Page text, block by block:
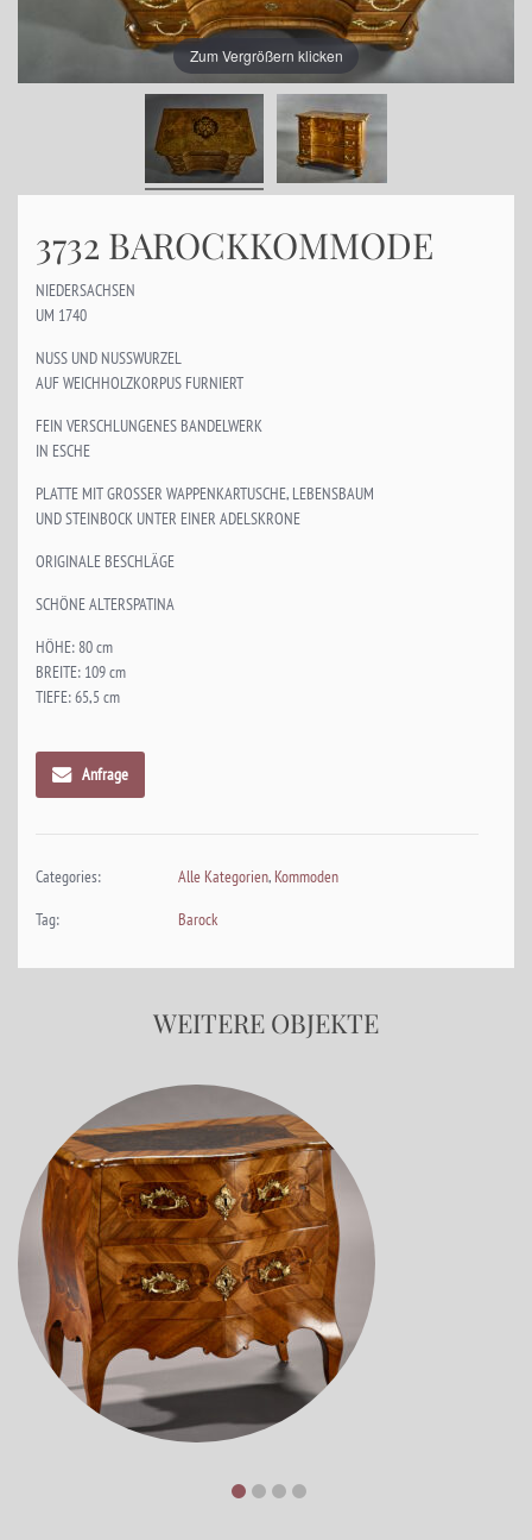
Zum Vergrößern klicken
3732 BAROCKKOMMODE
NIEDERSACHSEN
UM 1740
NUSS UND NUSSWURZEL
AUF WEICHHOLZKORPUS FURNIERT
FEIN VERSCHLUNGENES BANDELWERK
IN ESCHE
PLATTE MIT GROSSER WAPPENKARTUSCHE, LEBENSBAUM
UND STEINBOCK UNTER EINER ADELSKRONE
ORIGINALE BESCHLÄGE
SCHÖNE ALTERSPATINA
HÖHE: 80 cm
BREITE: 109 cm
TIEFE: 65,5 cm
Anfrage
Categories: Alle Kategorien, Kommoden
Tag:
Barock
WEITERE OBJEKTE